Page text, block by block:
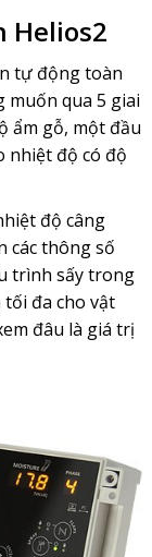
Helios2
tự động toàn
muốn qua 5 giai
ẩm gỗ, một đầu
nhiệt độ có độ
độ câng
các thông số
trình sấy trong
đa cho vật
đâu là giá trị